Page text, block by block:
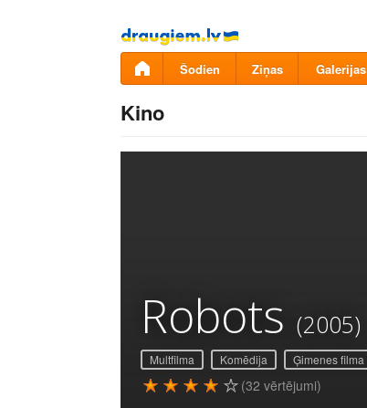
Pāriet
uz
saturu
Šodien Ziņas Galerijas
Kino
Robots (2005)
Multfilma Komēdija Ģimenes filma
(32 vērtējumi)